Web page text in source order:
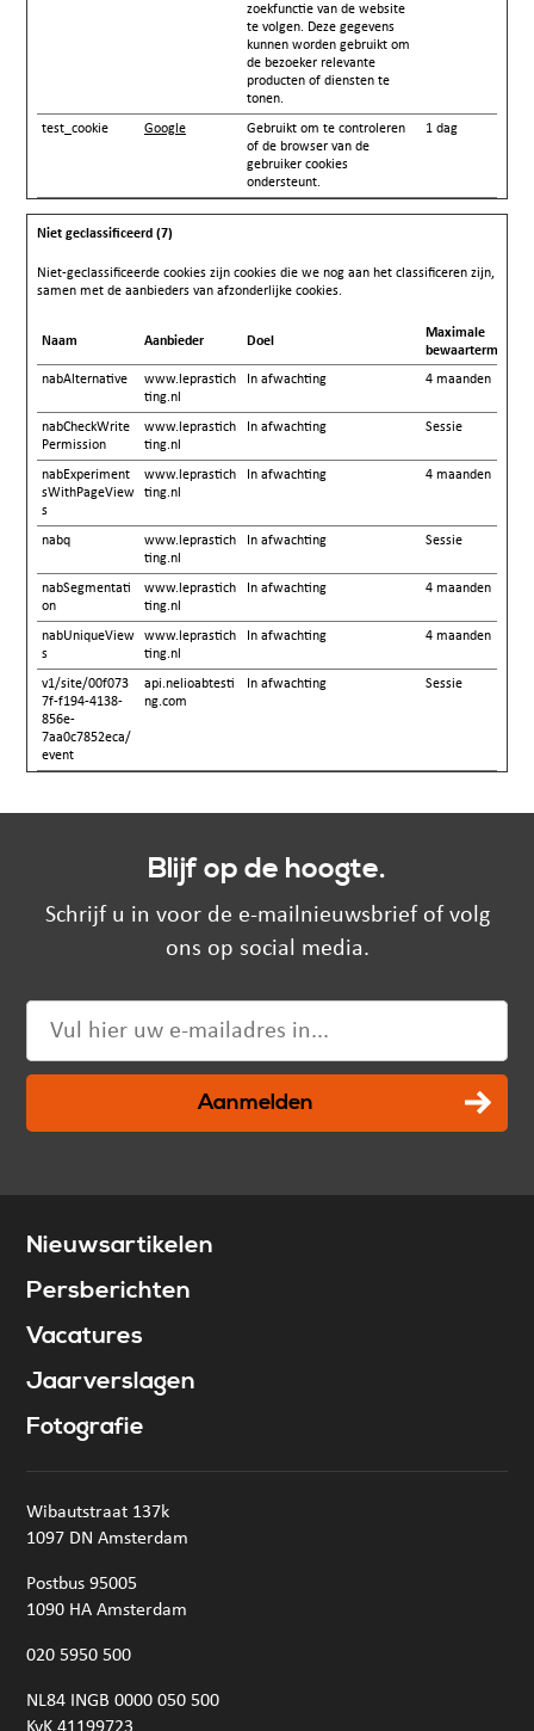
zoekfunctie van de website
te volgen. Deze gegevens
kunnen worden gebruikt om
de bezoeker relevante
producten of diensten te
tonen.
test_cookie Google
Gebruikt om te controleren
of de browser van de
gebruiker cookies
ondersteunt.
1 dag
Niet geclassificeerd (7)
Niet-geclassificeerde cookies zijn cookies die we nog aan het classificeren zijn,
samen met de aanbieders van afzonderlijke cookies.
Naam Aanbieder Doel
Maximale
bewaartermijn
nabAlternative
www.leprastich
ting.nl
In afwachting 4 maanden
nabCheckWrite
Permission
www.leprastich
ting.nl
In afwachting Sessie
nabExperiment
sWithPageView
s
www.leprastich
ting.nl
In afwachting 4 maanden
nabq
www.leprastich
ting.nl
In afwachting Sessie
nabSegmentati
on
www.leprastich
ting.nl
In afwachting 4 maanden
nabUniqueView
s
www.leprastich
ting.nl
In afwachting 4 maanden
v1/site/00f073
7f-f194-4138-
856e-
7aa0c7852eca/
event
api.nelioabtesti
ng.com
In afwachting Sessie
Blijf op de hoogte.
Schrijf u in voor de e-mailnieuwsbrief of volg
ons op social media.
Aanmelden
Nieuwsartikelen
Persberichten
Vacatures
Jaarverslagen
Fotografie
Wibautstraat 137k
1097 DN Amsterdam
Postbus 95005
1090 HA Amsterdam
020 5950 500
NL84 INGB 0000 050 500
KvK 41199723